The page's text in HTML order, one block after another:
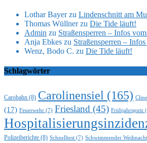
Lothar Bayerzu Lindenschnitt am
Thomas Wüllnerzu Die Tide läuft!
Admin zu Straßensperren – Infos
Anja Ebkes zu Straßensperren –
Wenz, Bodo C. zu Die Tide läuft!
Schlagwörter
Carobahn (8) Carolinensiel (165)
(17) Feuerwehr (7) Friesland (45) Frühjahrsputz
Polizeiberichte (8) Schnelltest (7) Schwimmender